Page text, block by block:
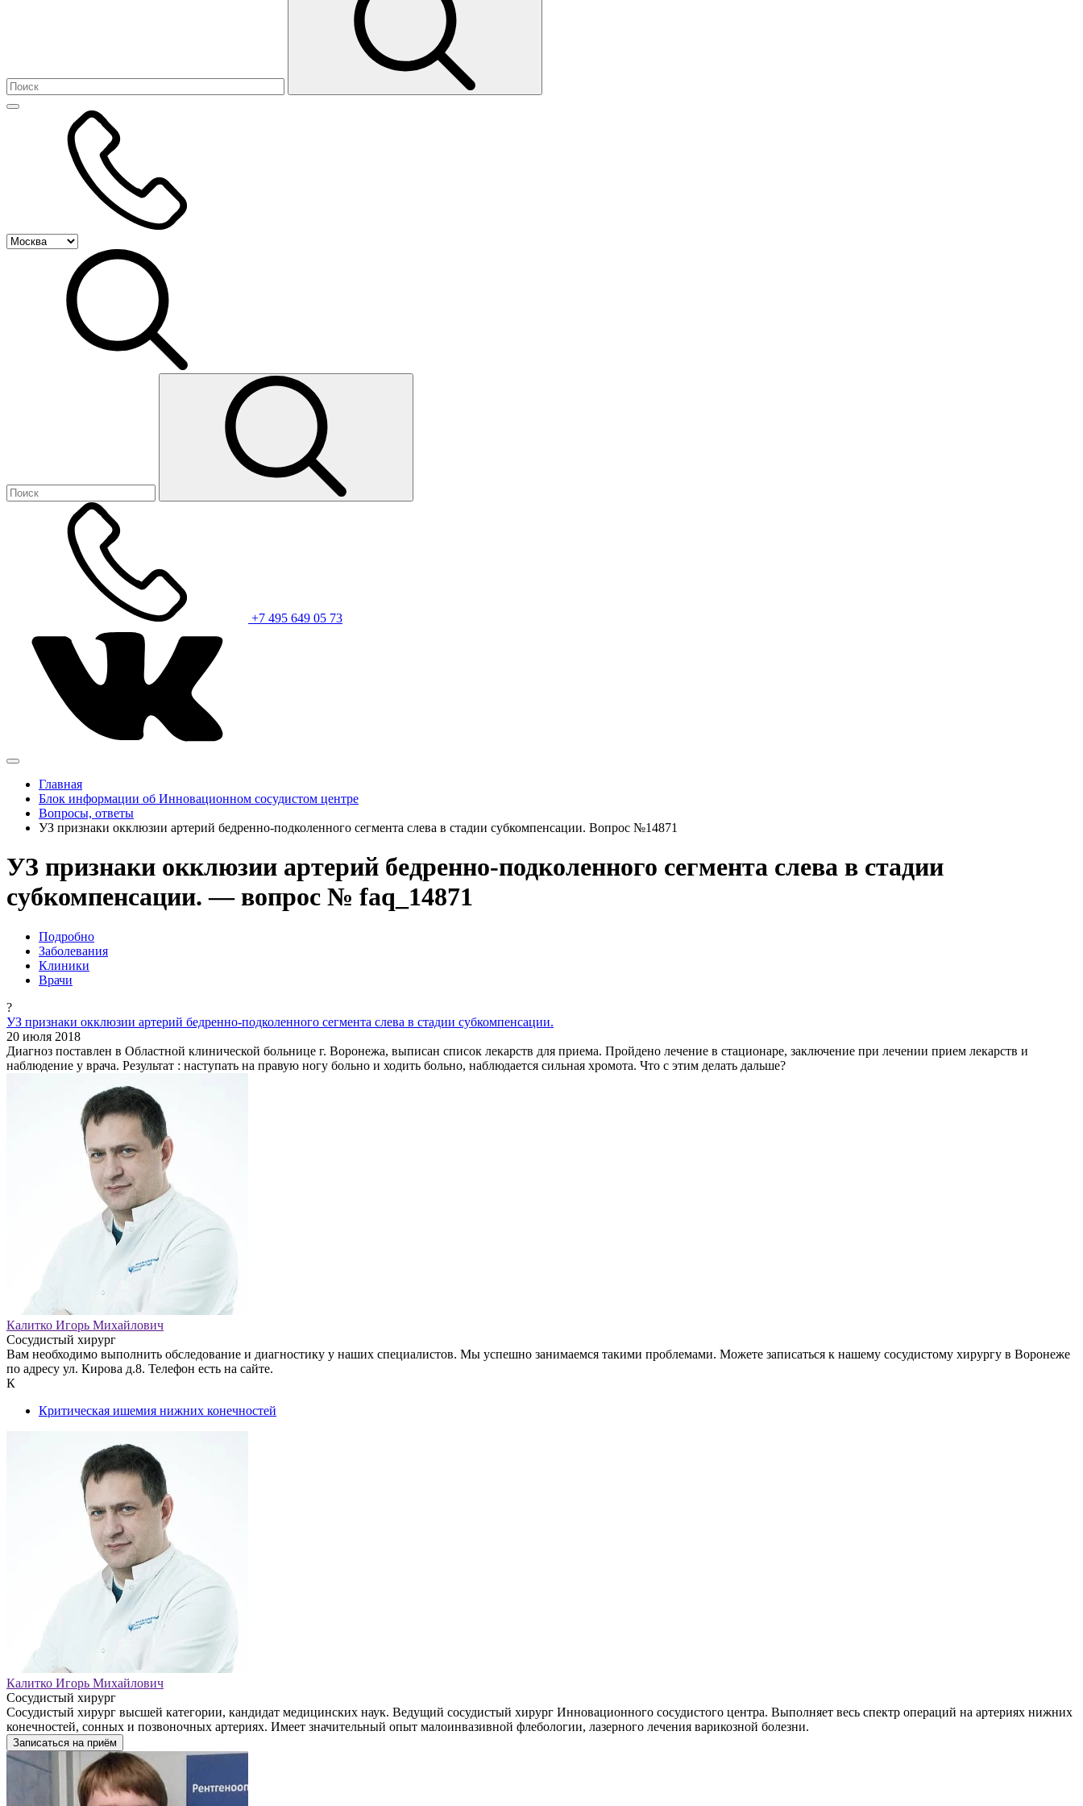
+7 495 649 05 73
Главная
Блок информации об Инновационном сосудистом центре
Вопросы, ответы
УЗ признаки окклюзии артерий бедренно-подколенного сегмента слева в стадии субкомпенсации. Вопрос №14871
УЗ признаки окклюзии артерий бедренно-подколенного сегмента слева в стадии
субкомпенсации. — вопрос № faq_14871
Подробно
Заболевания
Клиники
Врачи
?
УЗ признаки окклюзии артерий бедренно-подколенного сегмента слева в стадии субкомпенсации.
20 июля 2018
Диагноз поставлен в Областной клинической больнице г. Воронежа, выписан список лекарств для приема. Пройдено лечение в стационаре, заключение при лечении прием лекарств и
наблюдение у врача. Результат : наступать на правую ногу больно и ходить больно, наблюдается сильная хромота. Что с этим делать дальше?
Калитко Игорь Михайлович
Сосудистый хирург
Вам необходимо выполнить обследование и диагностику у наших специалистов. Мы успешно занимаемся такими проблемами. Можете записаться к нашему сосудистому хирургу в Воронеже
по адресу ул. Кирова д.8. Телефон есть на сайте.
К
Критическая ишемия нижних конечностей
Калитко Игорь Михайлович
Сосудистый хирург
Сосудистый хирург высшей категории, кандидат медицинских наук. Ведущий сосудистый хирург Инновационного сосудистого центра. Выполняет весь спектр операций на артериях нижних
конечностей, сонных и позвоночных артериях. Имеет значительный опыт малоинвазивной флебологии, лазерного лечения варикозной болезни.
Записаться на приём